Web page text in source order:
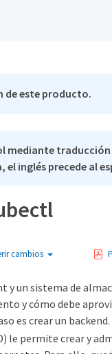
de este producto.
mediante
el inglés precede al
cambios
y un sistema de
y cómo debe
es crear un backend.
le permite crear y